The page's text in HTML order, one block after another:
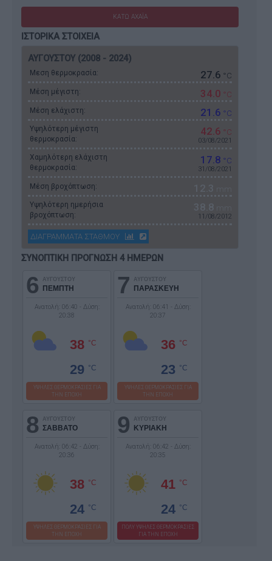
ΚΑΤΩ ΑΧΑΪΑ
ΙΣΤΟΡΙΚΑ ΣΤΟΙΧΕΙΑ
ΑΥΓΟΥΣΤΟΥ (2008 - 2024)
Μεση θερμοκρασία: 27.6 °C
Μέση μέγιστη: 34.0 °C
Μέση ελάχιστη: 21.6 °C
Υψηλότερη μέγιστη
θερμοκρασία:
42.6 °C
03/08/2021
Χαμηλότερη ελάχιστη
θερμοκρασία:
17.8 °C
31/08/2021
Μέση βροχόπτωση: 12.3 mm
Υψηλότερη ημερήσια
βροχόπτωση:
38.8 mm
11/08/2012
ΔΙΑΓΡΑΜΜΑΤΑ ΣΤΑΘΜΟΥ
ΣΥΝΟΠΤΙΚΗ ΠΡΟΓΝΩΣΗ 4 ΗΜΕΡΩΝ
6 ΑΥΓΟΥΣΤΟΥ
ΠΕΜΠΤΗ
Ανατολή: 06:40 - Δύση:
20:38
38 °C
29 °C
ΥΨΗΛΕΣ ΘΕΡΜΟΚΡΑΣΙΕΣ ΓΙΑ
ΤΗΝ ΕΠΟΧΗ
7 ΑΥΓΟΥΣΤΟΥ
ΠΑΡΑΣΚΕΥΗ
Ανατολή: 06:41 - Δύση:
20:37
36 °C
23 °C
ΥΨΗΛΕΣ ΘΕΡΜΟΚΡΑΣΙΕΣ ΓΙΑ
ΤΗΝ ΕΠΟΧΗ
8 ΑΥΓΟΥΣΤΟΥ
ΣΑΒΒΑΤΟ
Ανατολή: 06:42 - Δύση:
20:36
38 °C
24 °C
ΥΨΗΛΕΣ ΘΕΡΜΟΚΡΑΣΙΕΣ ΓΙΑ
ΤΗΝ ΕΠΟΧΗ
9 ΑΥΓΟΥΣΤΟΥ
ΚΥΡΙΑΚΗ
Ανατολή: 06:42 - Δύση:
20:35
41 °C
24 °C
ΠΟΛΥ ΥΨΗΛΕΣ ΘΕΡΜΟΚΡΑΣΙΕΣ
ΓΙΑ ΤΗΝ ΕΠΟΧΗ